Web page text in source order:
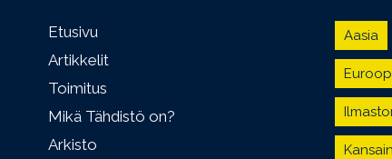
Etusivu
Artikkelit
Toimitus
Mikä Tähdistö on?
Arkisto
Aasia